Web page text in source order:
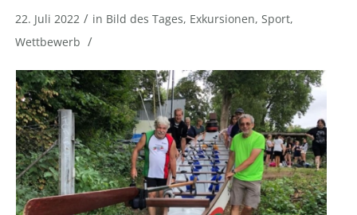
22. Juli 2022 / in Bild des Tages, Exkursionen, Sport,
Wettbewerb /